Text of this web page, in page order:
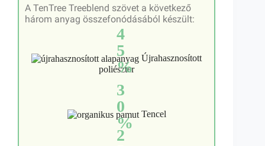
A TenTree Treeblend szövet a következő
három anyag összefonódásából készült:
4
5
%
Újrahasznosított
poliészter
3
0
% Tencel
2